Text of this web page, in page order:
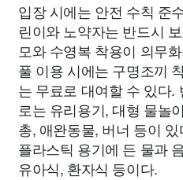
입장 시에는 안전 수칙 준
린이와 노약자는 반드시
모와 수영복 착용이 의무
풀 이용 시에는 구명조끼
는 무료로 대여할 수 있다.
로는 유리용기, 대형 물놀
총, 애완동물, 버너 등이
플라스틱 용기에 든 물과
유아식, 환자식 등이다.